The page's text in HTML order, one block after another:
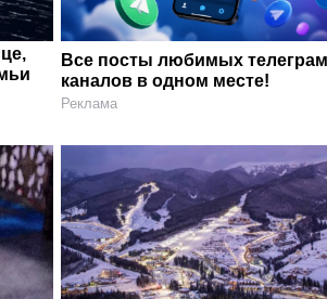
Все посты любимых
каналов в одном месте!
Реклама